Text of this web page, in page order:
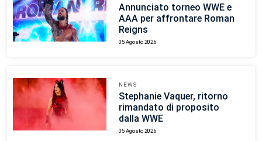
Annunciato torneo WWE e
AAA per affrontare Roman
Reigns
05 Agosto 2026
NEWS
Stephanie Vaquer, ritorno
rimandato di proposito
dalla WWE
05 Agosto 2026